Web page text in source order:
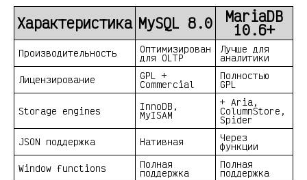
Характеристика MySQL 8.0 MariaDB
10.6+
Производительность Оптимизирован
для OLTP
Лучше для
аналитики
Лицензирование
GPL +
Commercial
Полностью
GPL
Storage engines InnoDB,
MyISAM
+ Aria,
ColumnStore,
Spider
JSON поддержка
Нативная Через
функции
Window functions
Полная
поддержка
Полная
поддержка